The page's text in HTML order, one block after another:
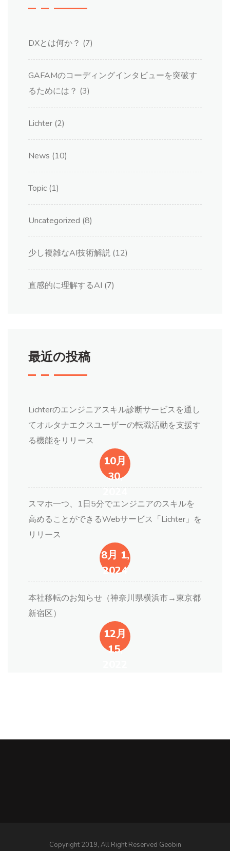
DXとは何か？ (7)
GAFAMのコーディングインタビューを突破す
るためには？ (3)
Lichter (2)
News (10)
Topic (1)
Uncategorized (8)
少し複雑なAI技術解説 (12)
直感的に理解するAI (7)
最近の投稿
Lichterのエンジニアスキル診断サービスを通し
てオルタナエクスユーザーの転職活動を支援す
る機能をリリース
10月
30,
2024
スマホ一つ、1日5分でエンジニアのスキルを
高めることができるWebサービス「Lichter」を
リリース
8月 1,
2024
本社移転のお知らせ（神奈川県横浜市→東京都
新宿区）
12月
15,
Copyright 2019, All Right Reserved Geobin